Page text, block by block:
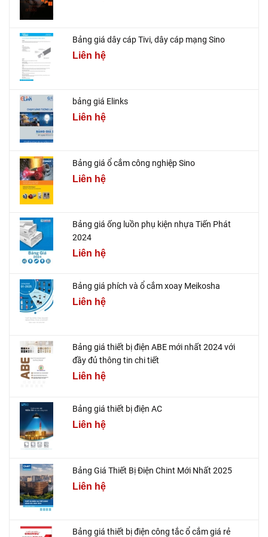
Bảng giá dây cáp Tivi, dây cáp mạng Sino
Liên hệ
bảng giá Elinks
Liên hệ
Bảng giá ổ cắm công nghiệp Sino
Liên hệ
Bảng giá ống luồn phụ kiện nhựa Tiến Phát
2024
Liên hệ
Bảng giá phích và ổ cắm xoay Meikosha
Liên hệ
Bảng giá thiết bị điện ABE mới nhất 2024 với
đầy đủ thông tin chi tiết
Liên hệ
Bảng giá thiết bị điện AC
Liên hệ
Bảng Giá Thiết Bị Điện Chint Mới Nhất 2025
Liên hệ
Bảng giá thiết bị điện công tắc ổ cắm giá rẻ